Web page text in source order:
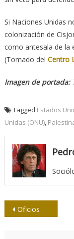
Si Naciones Unidas
colonización de
como antesala de la
(Tomado del Centro
Imagen de portada:
Tagged Estados
Unidas (ONU),
Oficios